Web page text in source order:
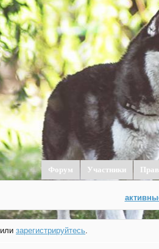
Форум Участники
илизарегистрируйтесь.